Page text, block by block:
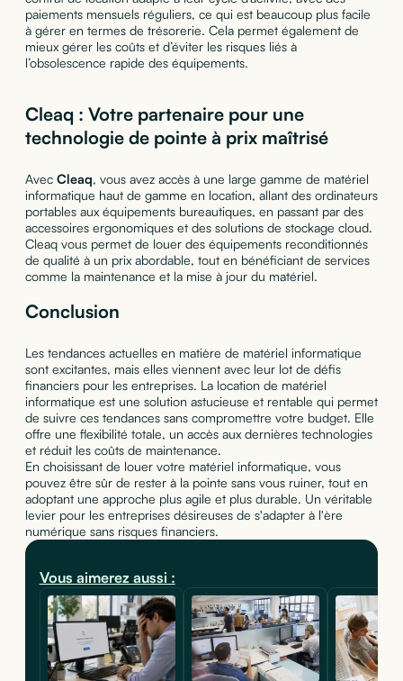
paiements mensuels réguliers, ce qui est beaucoup plus facile
à gérer en termes de trésorerie. Cela permet également de
mieux gérer les coûts et d’éviter les risques liés à
l’obsolescence rapide des équipements.
Cleaq : Votre partenaire pour une
technologie de pointe à prix maîtrisé
Avec Cleaq, vous avez accès à une large gamme de matériel
informatique haut de gamme en location, allant des ordinateurs
portables aux équipements bureautiques, en passant par des
accessoires ergonomiques et des solutions de stockage cloud.
Cleaq vous permet de louer des équipements reconditionnés
de qualité à un prix abordable, tout en bénéficiant de services
comme la maintenance et la mise à jour du matériel.
Conclusion
Les tendances actuelles en matière de matériel informatique
sont excitantes, mais elles viennent avec leur lot de défis
financiers pour les entreprises. La location de matériel
informatique est une solution astucieuse et rentable qui permet
de suivre ces tendances sans compromettre votre budget. Elle
offre une flexibilité totale, un accès aux dernières technologies
et réduit les coûts de maintenance.
En choisissant de louer votre matériel informatique, vous
pouvez être sûr de rester à la pointe sans vous ruiner, tout en
adoptant une approche plus agile et plus durable. Un véritable
levier pour les entreprises désireuses de s'adapter à l'ère
numérique sans risques financiers.
Vous aimerez aussi :